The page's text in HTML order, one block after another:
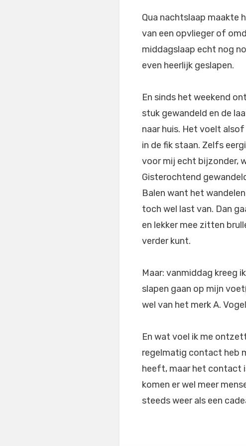
Qua nachtslaap maakte
van een opvlieger of
middagslaap echt nog
even heerlijk geslapen.
En sinds het weekend
stuk gewandeld en de
naar huis. Het voelt
in de fik staan. Zelfs
voor mij echt bijzonder,
Gisterochtend
Balen want het
toch wel last van. Dan
en lekker mee zitten
verder kunt.
Maar: vanmiddag kreeg
slapen gaan op mijn
wel van het merk A.
En wat voel ik me
regelmatig contact heb
heeft, maar het contact
komen er wel meer
steeds weer als een